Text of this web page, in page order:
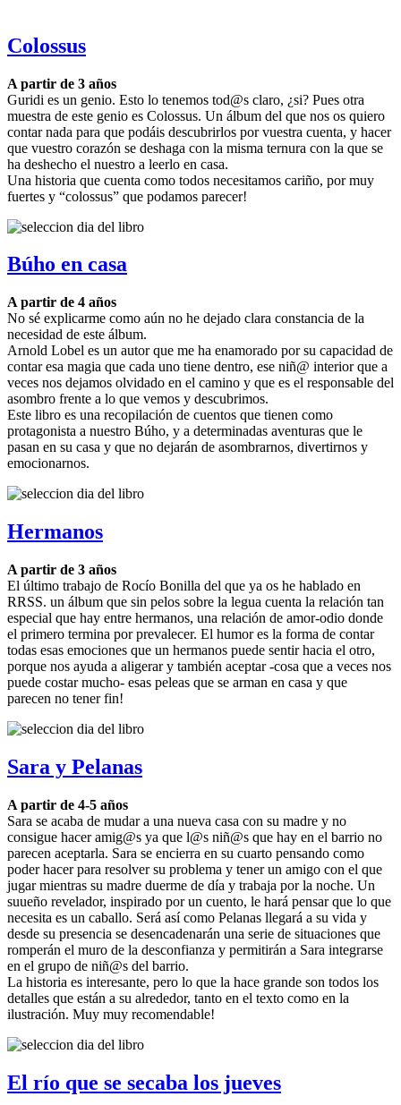
Colossus
A partir de 3 años
Guridi es un genio. Esto lo tenemos tod@s claro, ¿si? Pues otra
muestra de este genio es Colossus. Un álbum del que nos os quiero
contar nada para que podáis descubrirlos por vuestra cuenta, y hacer
que vuestro corazón se deshaga con la misma ternura con la que se
ha deshecho el nuestro a leerlo en casa.
Una historia que cuenta como todos necesitamos cariño, por muy
fuertes y “colossus” que podamos parecer!
Búho en casa
A partir de 4 años
No sé explicarme como aún no he dejado clara constancia de la
necesidad de este álbum.
Arnold Lobel es un autor que me ha enamorado por su capacidad de
contar esa magia que cada uno tiene dentro, ese niñ@ interior que a
veces nos dejamos olvidado en el camino y que es el responsable del
asombro frente a lo que vemos y descubrimos.
Este libro es una recopilación de cuentos que tienen como
protagonista a nuestro Búho, y a determinadas aventuras que le
pasan en su casa y que no dejarán de asombrarnos, divertirnos y
emocionarnos.
Hermanos
A partir de 3 años
El último trabajo de Rocío Bonilla del que ya os he hablado en
RRSS. un álbum que sin pelos sobre la legua cuenta la relación tan
especial que hay entre hermanos, una relación de amor-odio donde
el primero termina por prevalecer. El humor es la forma de contar
todas esas emociones que un hermanos puede sentir hacia el otro,
porque nos ayuda a aligerar y también aceptar -cosa que a veces nos
puede costar mucho- esas peleas que se arman en casa y que
parecen no tener fin!
Sara y Pelanas
A partir de 4-5 años
Sara se acaba de mudar a una nueva casa con su madre y no
consigue hacer amig@s ya que l@s niñ@s que hay en el barrio no
parecen aceptarla. Sara se encierra en su cuarto pensando como
poder hacer para resolver su problema y tener un amigo con el que
jugar mientras su madre duerme de día y trabaja por la noche. Un
suueño revelador, inspirado por un cuento, le hará pensar que lo que
necesita es un caballo. Será así como Pelanas llegará a su vida y
desde su presencia se desencadenarán una serie de situaciones que
romperán el muro de la desconfianza y permitirán a Sara integrarse
en el grupo de niñ@s del barrio.
La historia es interesante, pero lo que la hace grande son todos los
detalles que están a su alrededor, tanto en el texto como en la
ilustración. Muy muy recomendable!
El río que se secaba los jueves